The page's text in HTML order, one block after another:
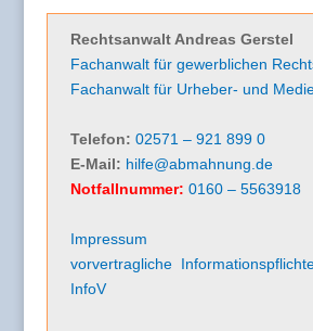
Rechtsanwalt Andreas Gerstel
Fachanwalt für gewerblichen
Fachanwalt für Urheber- und
Telefon: 02571 – 921 899 0
E-Mail: hilfe@abmahnung.de
Notfallnummer: 0160 – 5563918
Impressum
vorvertragliche
InfoV